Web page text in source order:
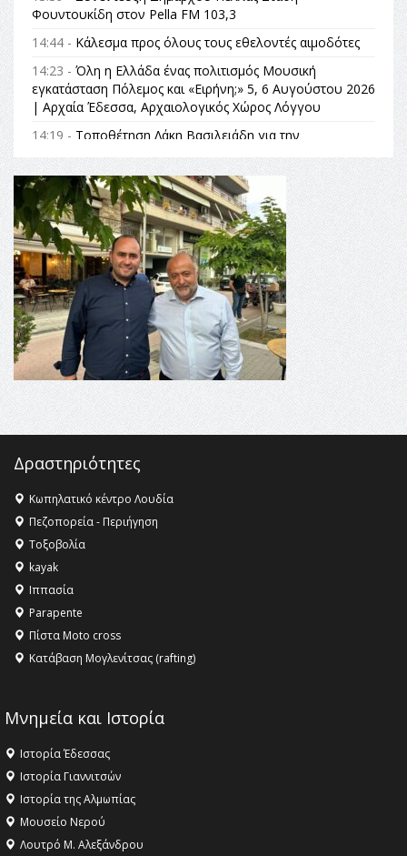
Φουντουκίδη στον Pella FM 103,3
14:44 - Κάλεσμα προς όλους τους εθελοντές αιμοδότες
14:23 - Όλη η Ελλάδα ένας πολιτισμός Μουσική
εγκατάσταση Πόλεμος και «Ειρήνη;» 5, 6 Αυγούστου 2026
| Αρχαία Έδεσσα, Αρχαιολογικός Χώρος Λόγγου
14:19 - Τοποθέτηση Λάκη Βασιλειάδη για την
Αναθεώρηση του Συντάγματος: «Σε τέτοιες κορυφαίες
θεσμικές διαδικασίες υπάρχει μόνο η ευθύνη απέναντι
στις επόμενες γενιές»
16:35 -Το πρόγραμμα του ΠΑΟΚ στον δεύτερο γύρο του
Champions League!
16:27 -Όλυμπος: Εντάχθηκε στον Κατάλογο Παγκόσμιας
Κληρονομιάς της UNESCO – Ομόφωνη η απόφαση Ο
Όλυμπος αναγνωρίστηκε ως φυσικό και πολιτιστικό
αγαθό εξέχουσας οικουμενικής αξίας για την
ανθρωπότητα
16:18 - ΕΝΟΡΙΑΚΕΣ ΚΑΛΟΚΑΙΡΙΝΕΣ ΔΡΑΣΕΙΣ ΓΙΑ ΠΑΙΔΙΑ
ΣΤΗΝ ΕΔΕΣΣΑ
Δραστηριότητες
Κωπηλατικό κέντρο Λουδία
Πεζοπορεία - Περιήγηση
Τοξοβολία
kayak
Ιππασία
Parapente
Πίστα Moto cross
Κατάβαση Μογλενίτσας (rafting)
Μνημεία και Ιστορία
Ιστορία Έδεσσας
Ιστορία Γιαννιτσών
Ιστορία της Αλμωπίας
Μουσείο Νερού
Λουτρό Μ. Αλεξάνδρου